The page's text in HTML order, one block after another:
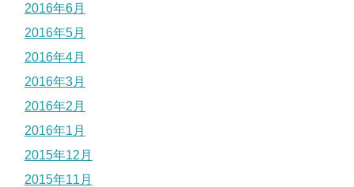
2016年6月
2016年5月
2016年4月
2016年3月
2016年2月
2016年1月
2015年12月
2015年11月